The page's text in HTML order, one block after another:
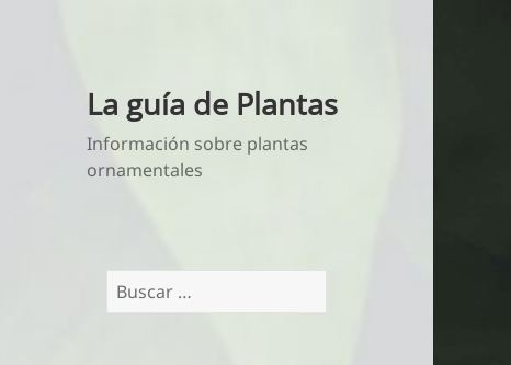
La guía de Plantas
Información sobre plantas
ornamentales
Buscar: